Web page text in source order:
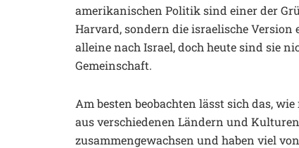
amerikanischen Politik sind einer der
Harvard, sondern die israelische
alleine nach Israel, doch heute sind sie
Gemeinschaft.
Am besten beobachten lässt sich das,
aus verschiedenen Ländern und
zusammengewachsen und haben viel